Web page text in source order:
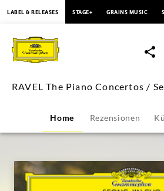
The
Piano
Concertos
/
Seong-
LABEL & RELEASES STAGE+ GRAINS MUSIC
RAVEL The Piano Concertos /
Home Rezensionen